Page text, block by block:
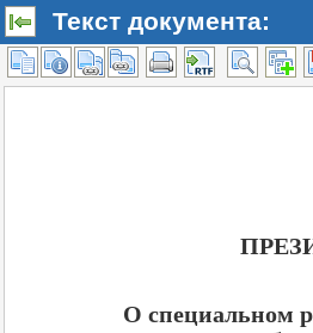
Текст документа: